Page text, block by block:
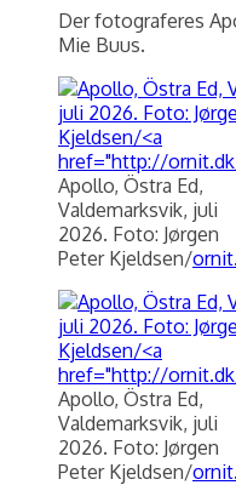
Der fotograferes
Mie Buus.
Apollo, Östra Ed,
Valdemarksvik, juli
2026. Foto: Jørgen
Peter Kjeldsen/
Apollo, Östra Ed,
Valdemarksvik, juli
2026. Foto: Jørgen
Peter Kjeldsen/